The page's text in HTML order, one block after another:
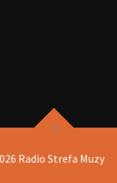
Radio Strefa Muzy